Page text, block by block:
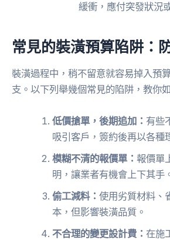
緩衝，應付突發狀況
常見的裝潢預算陷阱：
裝潢過程中，稍不留意就容易掉入預
支。以下列舉幾個常見的陷阱，教你
低價搶單，後期追加： 有些
吸引客戶，簽約後再以各種
模糊不清的報價單：報價單
明，讓業者有機會上下其手
偷工減料：使用劣質材料、
本，但影響裝潢品質。
不合理的變更設計費：在施